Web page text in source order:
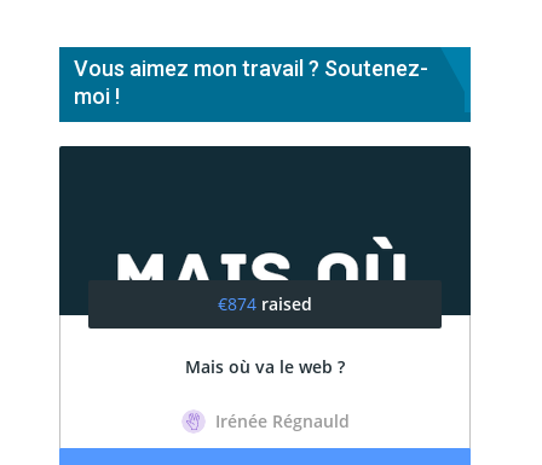
Vous aimez mon travail ? Soutenez-
moi !